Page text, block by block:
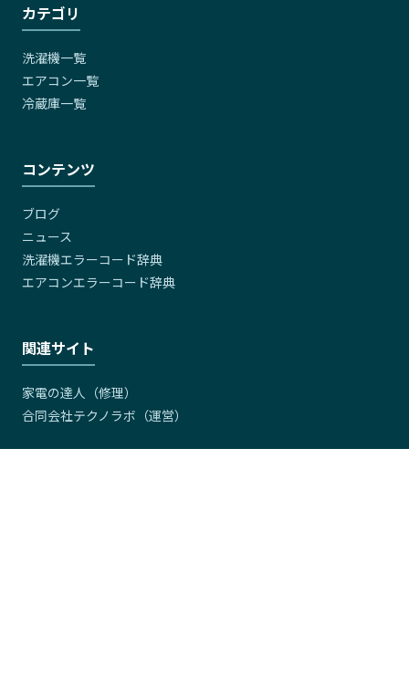
カテゴリ
洗濯機一覧
エアコン一覧
冷蔵庫一覧
コンテンツ
ブログ
ニュース
洗濯機エラーコード辞典
エアコンエラーコード辞典
関連サイト
家電の達人（修理）
合同会社テクノラボ（運営）